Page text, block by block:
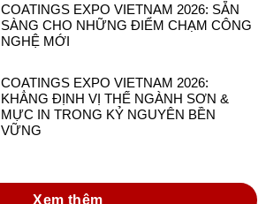
COATINGS EXPO VIETNAM 2026: SẴN
SÀNG CHO NHỮNG ĐIỂM CHẠM CÔNG
NGHỆ MỚI
COATINGS EXPO VIETNAM 2026:
KHẲNG ĐỊNH VỊ THẾ NGÀNH SƠN &
MỰC IN TRONG KỶ NGUYÊN BỀN
VỮNG
Xem thêm